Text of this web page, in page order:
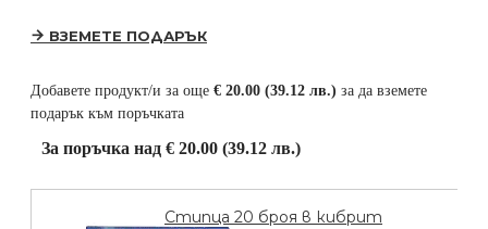
ВЗЕМЕТЕ ПОДАРЪК
Добавете продукт/и за още € 20.00 (39.12 лв.) за да вземете
подарък към поръчката
За поръчка над € 20.00 (39.12 лв.)
Стипца 20 броя в кибрит